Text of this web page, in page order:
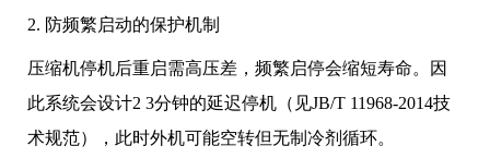
2. 防频繁启动的保护机制
压缩机停机后重启需高压差，频繁启停会缩短寿命。因
此系统会设计2 3分钟的延迟停机（见JB/T 11968-2014技
术规范），此时外机可能空转但无制冷剂循环。